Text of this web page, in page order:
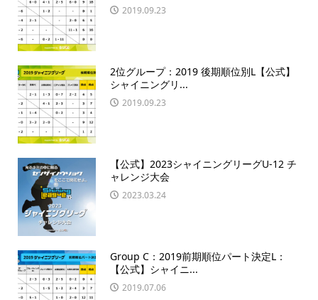
2019.09.23
2位グループ：2019 後期順位別L【公式】
シャイニングリ...
2019.09.23
【公式】2023シャイニングリーグU-12 チ
ャレンジ大会
2023.03.24
Group C：2019前期順位パート決定L：
【公式】シャイニ...
2019.07.06